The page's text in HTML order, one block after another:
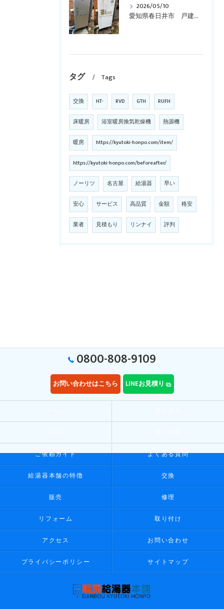
2026/05/10
愛知県春日井市 戸建て、リンナイ、壁掛型、暖房付き「RUFH-VD2400SAW2-3」からエコジョーズ「RVD-E2405SAW2-3(C)」に交換しました。
タグ Tags
交換 HT- RVD GTH RUFH
床暖房 浴室暖房換気乾燥機 熱源機
暖房 https://kyutoki-honpo.com/item/
https://kyutoki-honpo.com/beforeafter/
ノーリツ 名古屋 給湯器 早い
安心 サービス 高品質 金額 格安
業者 見積もり リンナイ 評判
0800-808-9109
お問い合わせはこちら LINEお見積り
ご依頼ガイド よくある質問
給湯器本舗の特徴 交換
販売 修理
リフォーム 取り付け
アクセス お問い合わせ
プライバシーポリシー サイトマップ